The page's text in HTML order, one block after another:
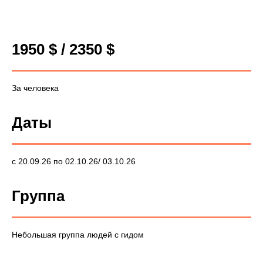
1950 $ / 2350 $
За человека
Даты
с 20.09.26 по 02.10.26/ 03.10.26
Группа
Небольшая группа людей с гидом